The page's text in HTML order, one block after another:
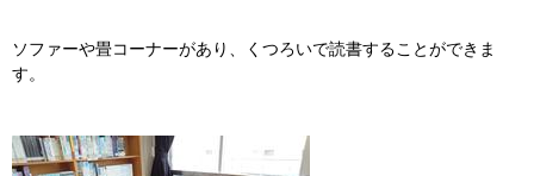
ソファーや畳コーナーがあり、くつろいで読書することができま
す。